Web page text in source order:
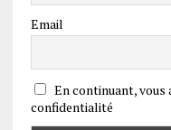
Email
En continuant,
confidentialité